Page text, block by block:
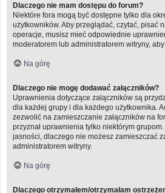
Dlaczego nie mam dostępu do forum?
Niektóre fora mogą być dostępne tylko dla
użytkowników. Aby przeglądać, czytać, pisać
operacje, musisz mieć odpowiednie
moderatorem lub administratorem witryny, aby
Na górę
Dlaczego nie mogę dodawać załączników?
Uprawnienia dotyczące załączników są
dla każdej grupy i dla każdego użytkownika.
zezwolić na zamieszczanie załączników na
przyznał uprawnienia tylko niektórym
jasności, dlaczego nie możesz zamieszczać
administratorem witryny.
Na górę
Dlaczego otrzymałem/otrzymałam